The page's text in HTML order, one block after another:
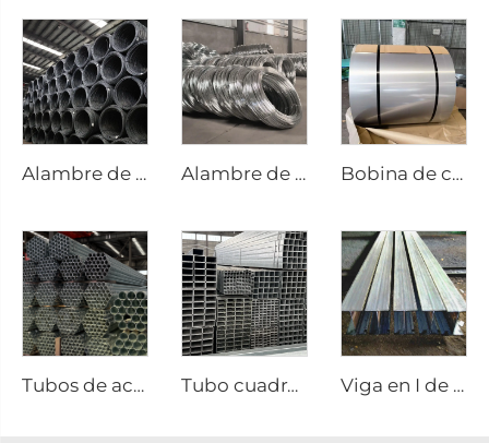
Alambre de acero al carbono varilla negra Alambre de acero galvanizado varilla GI Bobina de chapa de acero inoxidable, placa de acero inoxidable
Tubos de acero soldados galvanizados, tubo redondo GI Tubo cuadrado galvanizado, tubo de acero soldado Viga en I de acero galvanizado A36